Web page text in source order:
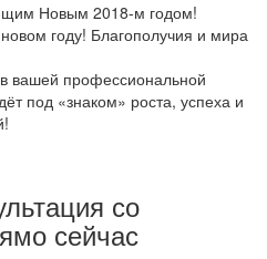
Новым 2018-м годом!
году! Благополучия и мира
вашей профессиональной
под «знаком» роста, успеха и
со
сейчас